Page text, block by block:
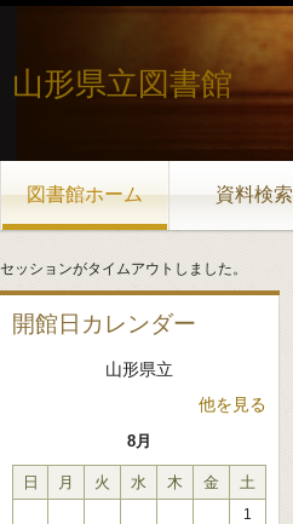
山形県立図書館
図書館ホーム 資料検索
セッションがタイムアウトしました。
開館日カレンダー
山形県立
他を見る
8月
日 月 火 水 木 金 土
1